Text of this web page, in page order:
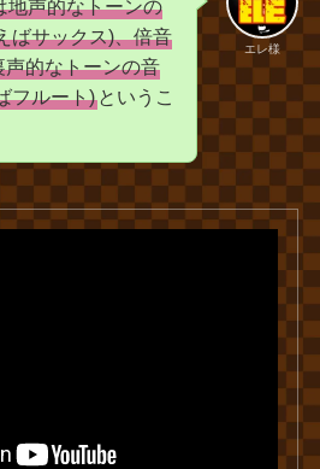
エレ様
地声的なトーンの
ばサックス)、倍音
的なトーンの音
フルート) というこ